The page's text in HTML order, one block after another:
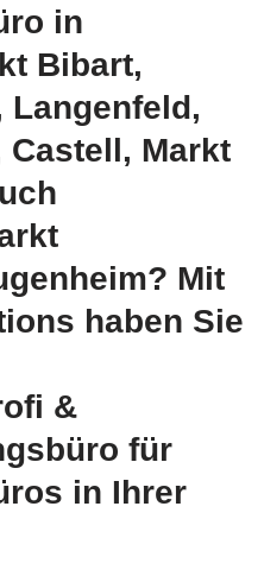
in
Bibart,
Langenfeld,
Markt
Mit
haben Sie
&
für
in Ihrer